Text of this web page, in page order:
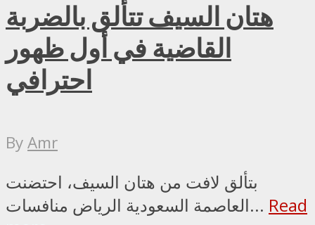
هتان السيف تتألق بالضربة
القاضية في أول ظهور
احترافي
ByAmr
بتألق لافت من هتان السيف، احتضنت
العاصمة السعودية الرياض منافسات... Read